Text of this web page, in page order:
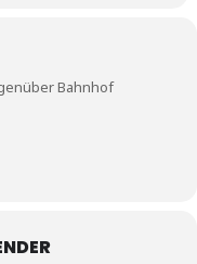
Bahnhof